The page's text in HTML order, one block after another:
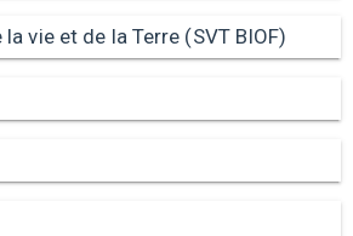
vie et de la Terre (SVT BIOF)